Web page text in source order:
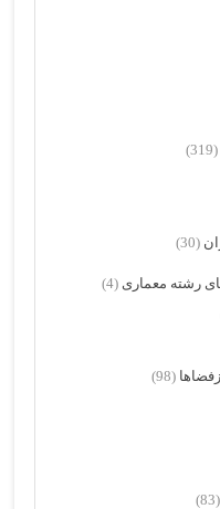
(319)
(30)
رشته معماری (4)
(98)
(83)